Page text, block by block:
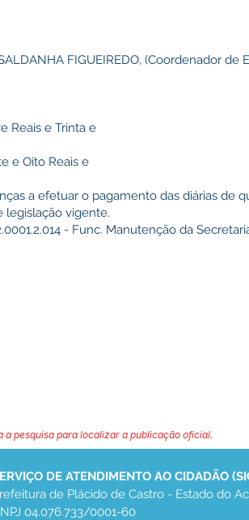
FIGUEIREDO, (Coordenador de
Reais e Trinta e
e Oito Reais e
a efetuar o pagamento das diárias de
legislação vigente.
- Func. Manutenção da
pesquisa para localizar a publicação oficial.
DE ATENDIMENTO AO CIDADÃO
de Plácido de Castro - Estado do
04.076.733/0001-60